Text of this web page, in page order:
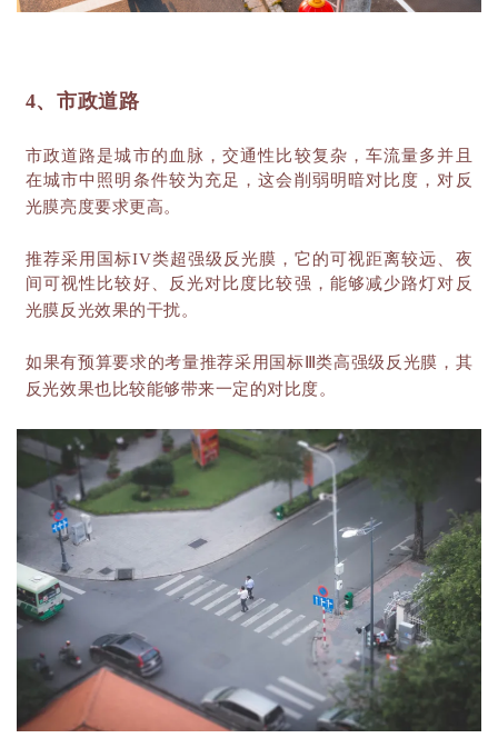
4、市政道路
市政道路是城市的血脉，交通性比较复杂，车流量多并且
在城市中照明条件较为充足，这会削弱明暗对比度，对反
光膜亮度要求更高。
推荐采用国标IV类超强级反光膜，它的可视距离较远、夜
间可视性比较好、反光对比度比较强，能够减少路灯对反
光膜反光效果的干扰。
如果有预算要求的考量推荐采用国标 Ⅲ类高强级反光膜，其
反光效果也比较能够带来一定的对比度。